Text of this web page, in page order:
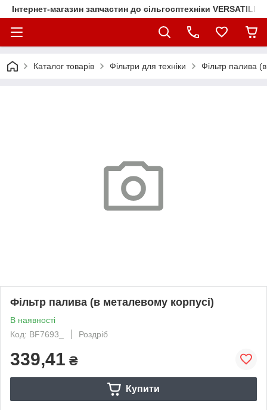
Інтернет-магазин запчастин до сільгосптехніки VERSATILE
Каталог товарів Фільтри для техніки Фільтр палива
Фільтр палива (в металевому корпусі)
В наявності
Код: BF7693_
Роздріб
339,41 ₴
Купити